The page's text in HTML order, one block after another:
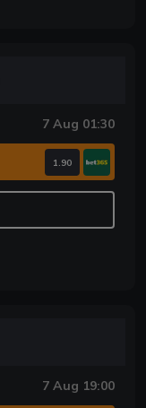
7 Aug 01:30
1.90
7 Aug 19:00